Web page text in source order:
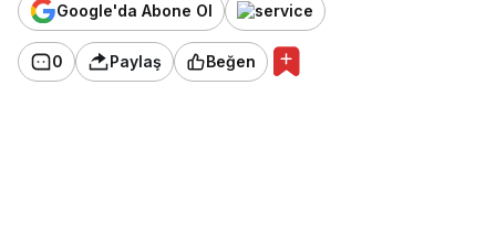
Google'da Abone Ol
0 Paylaş Beğen